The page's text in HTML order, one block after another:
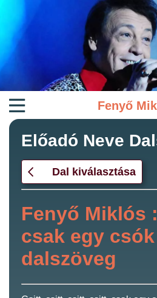
Fenyő
Előadó Neve
Dal kiválasztása
Fenyő Miklós
csak egy
dalszöveg